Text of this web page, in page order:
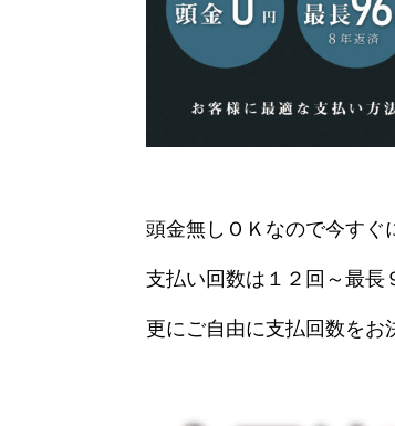
頭金無しＯＫなので今すぐ
支払い回数は１２回～最長
更にご自由に支払回数をお